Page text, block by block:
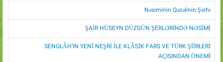
Nəsiminin Qəzəlinin Şərhi
ŞAİR HÜSEYN DÜZGÜN ŞERLƏRİNDƏ NƏSİMİ
SENGLÂH’IN YENİ NEŞRİ İLE KLÂSİK FARS VE TÜRK ŞİİRLERİ
AÇISINDAN ÖNEMİ